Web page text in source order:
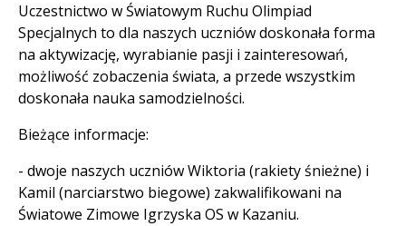
Uczestnictwo w Światowym Ruchu Olimpiad
Specjalnych to dla naszych uczniów doskonała forma
na aktywizację, wyrabianie pasji i zainteresowań,
możliwość zobaczenia świata, a przede wszystkim
doskonała nauka samodzielności.
Bieżące informacje:
- dwoje naszych uczniów Wiktoria (rakiety śnieżne) i
Kamil (narciarstwo biegowe) zakwalifikowani na
Światowe Zimowe Igrzyska OS w Kazaniu.